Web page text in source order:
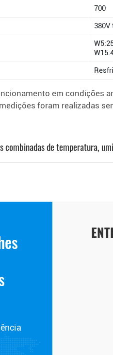
700
em condições
foram realizadas
de temperatura,